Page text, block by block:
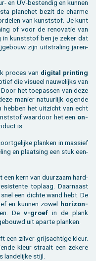
en UV-be­sten­dig en kun­nen
plan­chet bezit de char­me
van kunst­stof. Je kunt
of voor de re­no­va­tie van
in kunst­stof ben je zeker dat
zijn uit­stra­ling ja­ren­
pro­ces van di­gi­tal prin­ting
die vi­su­eel nau­we­lijks van
het toe­pas­sen van deze
ma­nier na­tuur­lijk ogen­de
heb­ben het uit­zicht van echt
waar­door het een on­
is.
plan­ken in mas­sief
en plaat­sing een stuk een­
een kern van duur­zaam hard­
top­laag. Daar­naast
een dich­te wand hebt. De
en kun­nen zowel ho­ri­zon­
De v-groef in de plank
uit apar­te plan­ken.
een zil­ver-grijs­ach­ti­ge kleur.
kleur straalt een ze­ke­re
lan­de­lij­ke stijl.